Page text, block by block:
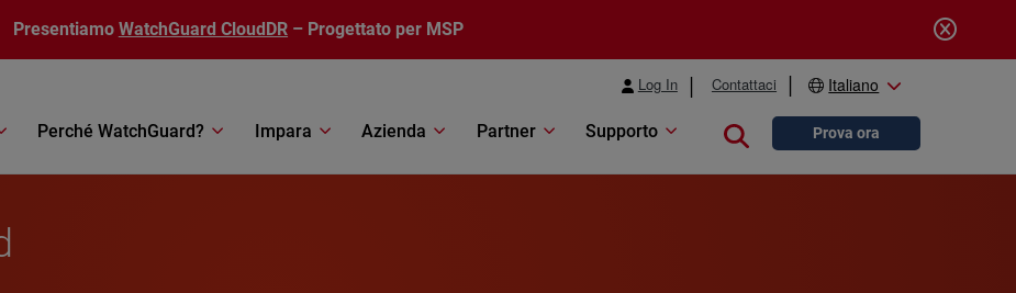
Presentiamo WatchGuard CloudDR – Progettato per MSP
Log In Contattaci Italiano
Perché WatchGuard? Impara Azienda Partner Supporto Close searchProva ora